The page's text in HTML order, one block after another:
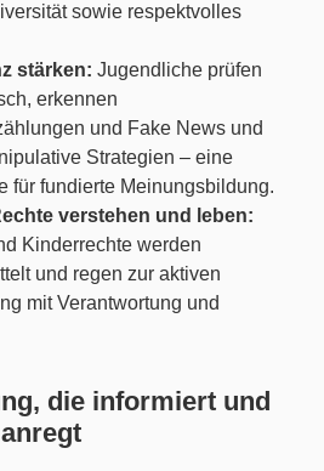
sowie respektvolles
stärken: Jugendliche prüfen
erkennen
und Fake News und
Strategien – eine
für fundierte Meinungsbildung.
verstehen und leben:
Kinderrechte werden
und regen zur aktiven
mit Verantwortung und
die informiert und